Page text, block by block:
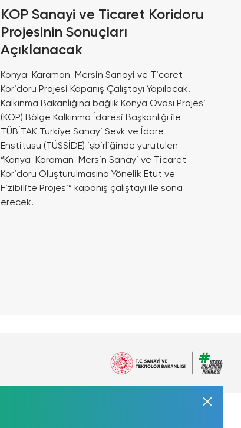
KOP Sanayi ve Ticaret Koridoru
Projesinin Sonuçları
Açıklanacak
Konya-Karaman-Mersin Sanayi ve Ticaret
Koridoru Projesi Kapanış Çalıştayı Yapılacak.
Kalkınma Bakanlığına bağlık Konya Ovası Projesi
(KOP) Bölge Kalkınma İdaresi Başkanlığı ile
TÜBİTAK Türkiye Sanayi Sevk ve İdare
Enstitüsü (TÜSSİDE) işbirliğinde yürütülen
“Konya-Karaman-Mersin Sanayi ve Ticaret
Koridoru Oluşturulmasına Yönelik Etüt ve
Fizibilite Projesi” kapanış çalıştayı ile sona
erecek.